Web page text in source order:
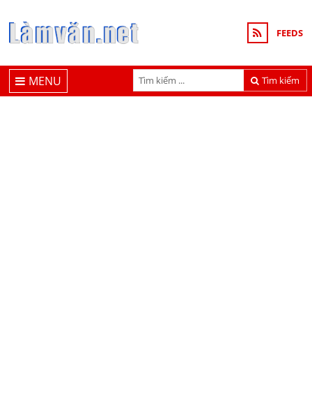
FEEDS
Tìm kiếm
MENU